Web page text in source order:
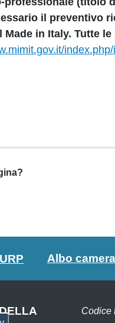
il preventivo
Made in Italy. Tutte
URP Albo
Codice